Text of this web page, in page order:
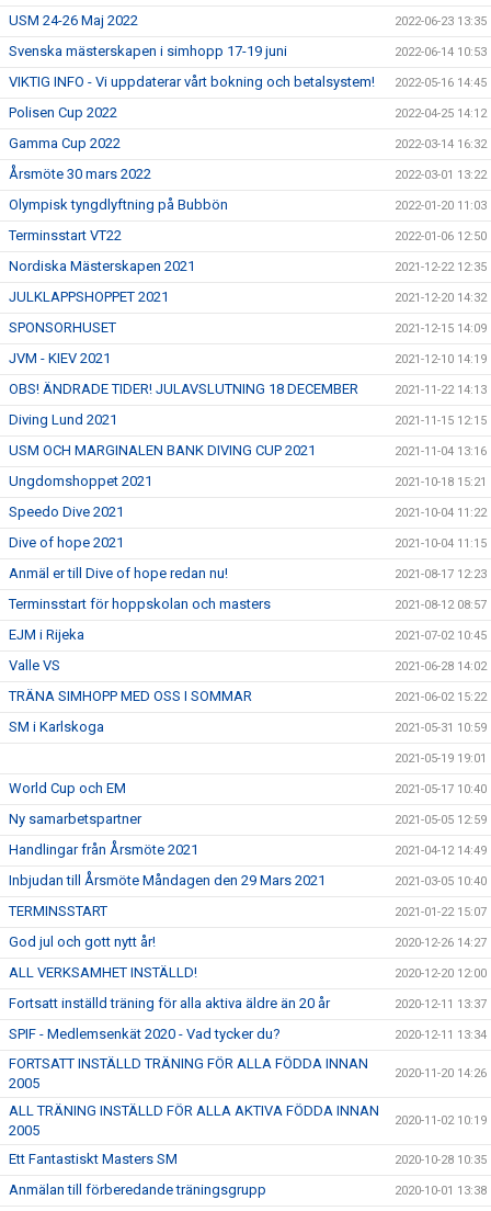
USM 24-26 Maj 2022 2022-06-23 13:35
Svenska mästerskapen i simhopp 17-19 juni 2022-06-14 10:53
VIKTIG INFO - Vi uppdaterar vårt bokning och betalsystem! 2022-05-16 14:45
Polisen Cup 2022 2022-04-25 14:12
Gamma Cup 2022 2022-03-14 16:32
Årsmöte 30 mars 2022 2022-03-01 13:22
Olympisk tyngdlyftning på Bubbön 2022-01-20 11:03
Terminsstart VT22 2022-01-06 12:50
Nordiska Mästerskapen 2021 2021-12-22 12:35
JULKLAPPSHOPPET 2021 2021-12-20 14:32
SPONSORHUSET 2021-12-15 14:09
JVM - KIEV 2021 2021-12-10 14:19
OBS! ÄNDRADE TIDER! JULAVSLUTNING 18 DECEMBER 2021-11-22 14:13
Diving Lund 2021 2021-11-15 12:15
USM OCH MARGINALEN BANK DIVING CUP 2021 2021-11-04 13:16
Ungdomshoppet 2021 2021-10-18 15:21
Speedo Dive 2021 2021-10-04 11:22
Dive of hope 2021 2021-10-04 11:15
Anmäl er till Dive of hope redan nu! 2021-08-17 12:23
Terminsstart för hoppskolan och masters 2021-08-12 08:57
EJM i Rijeka 2021-07-02 10:45
Valle VS 2021-06-28 14:02
TRÄNA SIMHOPP MED OSS I SOMMAR 2021-06-02 15:22
SM i Karlskoga 2021-05-31 10:59
2021-05-19 19:01
World Cup och EM 2021-05-17 10:40
Ny samarbetspartner 2021-05-05 12:59
Handlingar från Årsmöte 2021 2021-04-12 14:49
Inbjudan till Årsmöte Måndagen den 29 Mars 2021 2021-03-05 10:40
TERMINSSTART 2021-01-22 15:07
God jul och gott nytt år! 2020-12-26 14:27
ALL VERKSAMHET INSTÄLLD! 2020-12-20 12:00
Fortsatt inställd träning för alla aktiva äldre än 20 år 2020-12-11 13:37
SPIF - Medlemsenkät 2020 - Vad tycker du? 2020-12-11 13:34
FORTSATT INSTÄLLD TRÄNING FÖR ALLA FÖDDA INNAN
2005
2020-11-20 14:26
ALL TRÄNING INSTÄLLD FÖR ALLA AKTIVA FÖDDA INNAN
2005
2020-11-02 10:19
Ett Fantastiskt Masters SM 2020-10-28 10:35
Anmälan till förberedande träningsgrupp 2020-10-01 13:38